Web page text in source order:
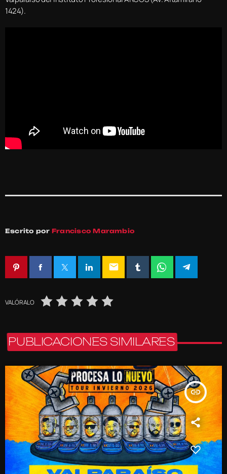
1424).
Escrito por Francisco Marambio
email
VALÓRALO
PUBLICACIONES SIMILARES
insert_link